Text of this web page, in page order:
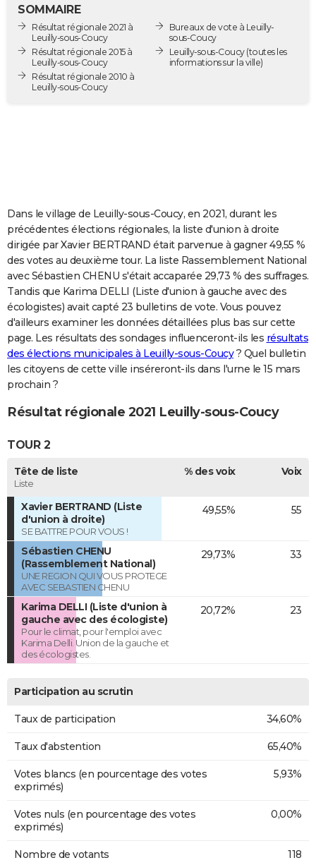
Destinations
City break
Voyage nature
Voyage de noces
Forum
Climat
GUIDES D'ACHAT
BONS PLANS
S'inscrire
Se connecter
Lycées
Collèges
Primaires
Universités
Entreprises
Service militaire
Avis de recherche
AVIS DE DÉCÈS
FORUM
Bricolage
Lifestyle
Culture
Television
Voyage
Cinema
SOMMAIRE
Résultat régionale 2021 à
Leuilly-sous-Coucy
Résultat régionale 2015 à
Leuilly-sous-Coucy
Résultat régionale 2010 à
Leuilly-sous-Coucy
Bureaux de vote à Leuilly-
sous-Coucy
Leuilly-sous-Coucy(toutes les
informations sur la ville)
Dans le village de Leuilly-sous-Coucy, en 2021, durant les
précédentes élections régionales, la liste d'union à droite
dirigée par Xavier BERTRAND était parvenue à gagner 49,55 %
des votes au deuxième tour. La liste Rassemblement National
avec Sébastien CHENU s'était accaparée 29,73 % des suffrages.
Tandis que Karima DELLI (Liste d'union à gauche avec des
écologistes) avait capté 23 bulletins de vote. Vous pouvez
d'ailleurs examiner les données détaillées plus bas sur cette
page. Les résultats des sondages influenceront-ils les résultats
des élections municipales à Leuilly-sous-Coucy? Quel bulletin
les citoyens de cette ville inséreront-ils dans l'urne le 15 mars
prochain ?
Résultat régionale 2021 Leuilly-sous-Coucy
TOUR 2
Tête de liste
Liste
% des voix Voix
Xavier BERTRAND (Liste
d'union à droite)
SE BATTRE POUR VOUS !
49,55% 55
Sébastien CHENU
(Rassemblement National)
UNE REGION QUI VOUS PROTEGE
AVEC SEBASTIEN CHENU
29,73% 33
Karima DELLI (Liste d'union à
gauche avec des écologiste)
Pour le climat, pour l'emploi avec
Karima Delli. Union de la gauche et
des écologistes.
20,72% 23
Participation au scrutin
Taux de participation 34,60%
Taux d'abstention 65,40%
Votes blancs (en pourcentage des votes
exprimés)
5,93%
Votes nuls (en pourcentage des votes
exprimés)
0,00%
Nombre de votants 118